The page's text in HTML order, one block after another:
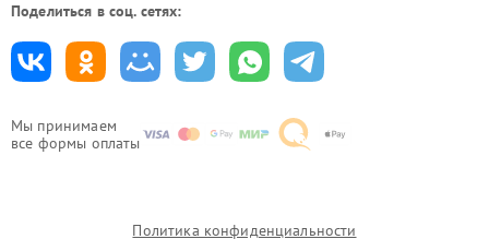
Мы принимаем
все формы оплаты
Поделиться в соц. сетях:
Политика конфиденциальности